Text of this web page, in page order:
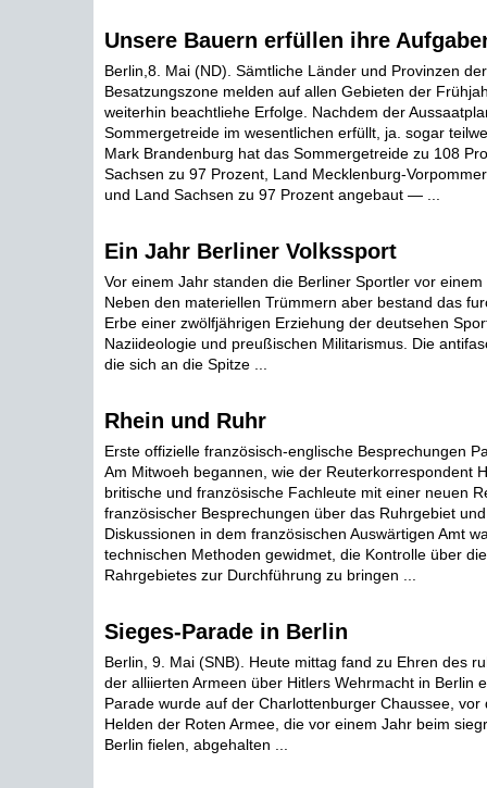
Unsere Bauern erfüllen ihre
Berlin,8. Mai (ND). Sämtliche Länder und Provinzen
Besatzungszone melden auf allen Gebieten der
weiterhin beachtliehe Erfolge. Nachdem der
Sommergetreide im wesentlichen erfüllt, ja. sogar
Mark Brandenburg hat das Sommergetreide zu 108
Sachsen zu 97 Prozent, Land Mecklenburg-
und Land Sachsen zu 97 Prozent angebaut — ...
Ein Jahr Berliner Volkssport
Vor einem Jahr standen die Berliner Sportler vor
Neben den materiellen Trümmern aber bestand das
Erbe einer zwölfjährigen Erziehung der deutsehen
Naziideologie und preußischen Militarismus. Die
die sich an die Spitze ...
Rhein und Ruhr
Erste offizielle französisch-englische Besprechungen
Am Mitwoeh begannen, wie der Reuterkorrespondent
britische und französische Fachleute mit einer neuen
französischer Besprechungen über das Ruhrgebiet
Diskussionen in dem französischen Auswärtigen Amt
technischen Methoden gewidmet, die Kontrolle über
Rahrgebietes zur Durchführung zu bringen ...
Sieges-Parade in Berlin
Berlin, 9. Mai (SNB). Heute mittag fand zu Ehren des
der alliierten Armeen über Hitlers Wehrmacht in Berlin
Parade wurde auf der Charlottenburger Chaussee, vor
Helden der Roten Armee, die vor einem Jahr beim
Berlin fielen, abgehalten ...